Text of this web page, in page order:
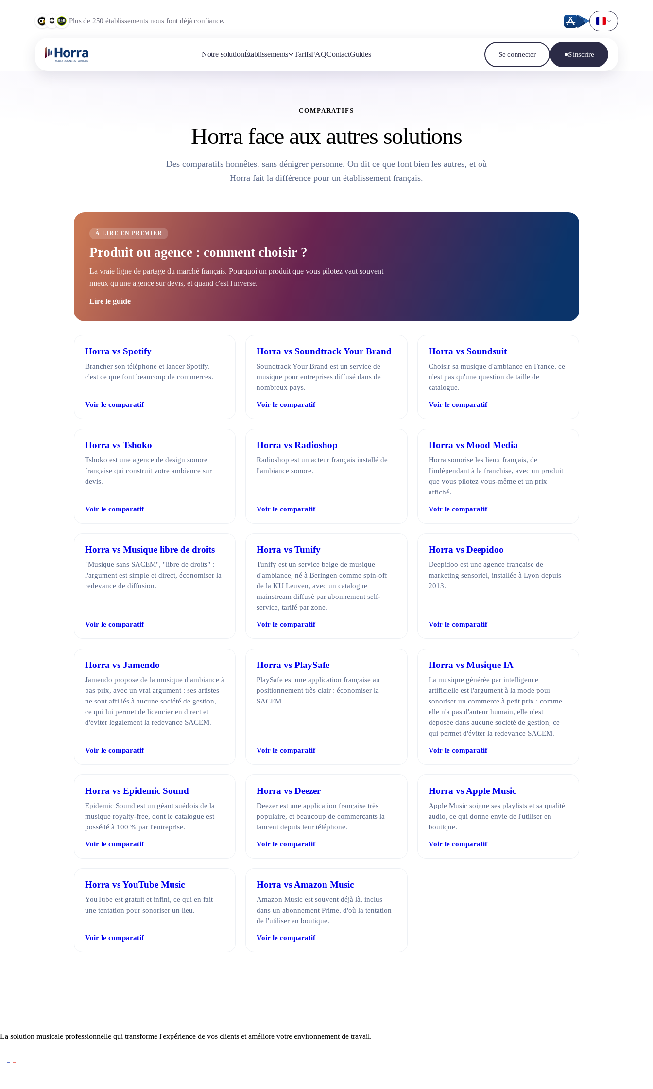
Plus de 250 établissements nous font déjà confiance.
Notre solutionÉtablissements TarifsFAQContactGuides Se connecter S'inscrire
COMPARATIFS
Horra face aux autres solutions
Des comparatifs honnêtes, sans dénigrer personne. On dit ce que font bien les autres, et où
Horra fait la différence pour un établissement français.
À LIRE EN PREMIER
Produit ou agence : comment choisir ?
La vraie ligne de partage du marché français. Pourquoi un produit que vous pilotez vaut souvent
mieux qu'une agence sur devis, et quand c'est l'inverse.
Lire le guide
Horra vs Spotify
Brancher son téléphone et lancer Spotify,
c'est ce que font beaucoup de commerces.
Voir le comparatif
Horra vs Soundtrack Your Brand
Soundtrack Your Brand est un service de
musique pour entreprises diffusé dans de
nombreux pays.
Voir le comparatif
Horra vs Soundsuit
Choisir sa musique d'ambiance en France, ce
n'est pas qu'une question de taille de
catalogue.
Voir le comparatif
Horra vs Tshoko
Tshoko est une agence de design sonore
française qui construit votre ambiance sur
devis.
Voir le comparatif
Horra vs Radioshop
Radioshop est un acteur français installé de
l'ambiance sonore.
Voir le comparatif
Horra vs Mood Media
Horra sonorise les lieux français, de
l'indépendant à la franchise, avec un produit
que vous pilotez vous-même et un prix
affiché.
Voir le comparatif
Horra vs Musique libre de droits
"Musique sans SACEM", "libre de droits" :
l'argument est simple et direct, économiser la
redevance de diffusion.
Voir le comparatif
Horra vs Tunify
Tunify est un service belge de musique
d'ambiance, né à Beringen comme spin-off
de la KU Leuven, avec un catalogue
mainstream diffusé par abonnement self-
service, tarifé par zone.
Voir le comparatif
Horra vs Deepidoo
Deepidoo est une agence française de
marketing sensoriel, installée à Lyon depuis
2013.
Voir le comparatif
Horra vs Jamendo
Jamendo propose de la musique d'ambiance à
bas prix, avec un vrai argument : ses artistes
ne sont affiliés à aucune société de gestion,
ce qui lui permet de licencier en direct et
d'éviter légalement la redevance SACEM.
Voir le comparatif
Horra vs PlaySafe
PlaySafe est une application française au
positionnement très clair : économiser la
SACEM.
Voir le comparatif
Horra vs Musique IA
La musique générée par intelligence
artificielle est l'argument à la mode pour
sonoriser un commerce à petit prix : comme
elle n'a pas d'auteur humain, elle n'est
déposée dans aucune société de gestion, ce
qui permet d'éviter la redevance SACEM.
Voir le comparatif
Horra vs Epidemic Sound
Epidemic Sound est un géant suédois de la
musique royalty-free, dont le catalogue est
possédé à 100 % par l'entreprise.
Voir le comparatif
Horra vs Deezer
Deezer est une application française très
populaire, et beaucoup de commerçants la
lancent depuis leur téléphone.
Voir le comparatif
Horra vs Apple Music
Apple Music soigne ses playlists et sa qualité
audio, ce qui donne envie de l'utiliser en
boutique.
Voir le comparatif
Horra vs YouTube Music
YouTube est gratuit et infini, ce qui en fait
une tentation pour sonoriser un lieu.
Voir le comparatif
Horra vs Amazon Music
Amazon Music est souvent déjà là, inclus
dans un abonnement Prime, d'où la tentation
de l'utiliser en boutique.
Voir le comparatif
La solution musicale professionnelle qui transforme l'expérience de vos clients et améliore votre environnement de travail.